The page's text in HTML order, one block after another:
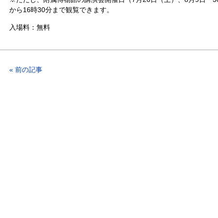
から16時30分まで観覧できます。
入場料：無料
« 前の記事